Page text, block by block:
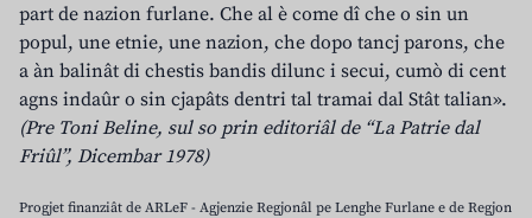
part de nazion furlane. Che al è come dî che o sin un
popul, une etnie, une nazion, che dopo tancj parons, che
a àn balinât di chestis bandis dilunc i secui, cumò di cent
agns indaûr o sin cjapâts dentri tal tramai dal Stât talian».
(Pre Toni Beline, sul so prin editoriâl de “La Patrie dal
Friûl”, Dicembar 1978)
Progjet finanziât de ARLeF - Agjenzie Regjonâl pe Lenghe Furlane e de Regjon